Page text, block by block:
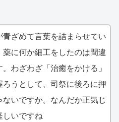
青ざめて言葉を詰まらせてい
薬に何か細工をしたのは間違
わざわざ「治癒をかける」
ろうとして、司祭に後ろに押
ないですか。なんだか正気じ
しいですね